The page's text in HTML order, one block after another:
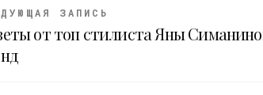
ЗАПИСЬ
от топ стилиста Яны